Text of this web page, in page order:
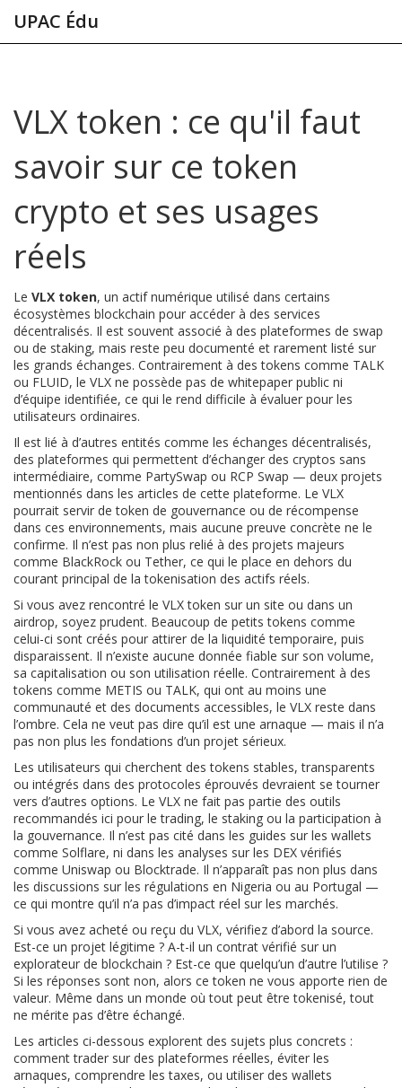
UPAC Édu
VLX token : ce qu'il faut
savoir sur ce token
crypto et ses usages
réels
Le VLX token, un actif numérique utilisé dans certains
écosystèmes blockchain pour accéder à des services
décentralisés. Il est souvent associé à des plateformes de swap
ou de staking, mais reste peu documenté et rarement listé sur
les grands échanges. Contrairement à des tokens comme TALK
ou FLUID, le VLX ne possède pas de whitepaper public ni
d’équipe identifiée, ce qui le rend difficile à évaluer pour les
utilisateurs ordinaires.
Il est lié à d’autres entités comme les échanges décentralisés,
des plateformes qui permettent d’échanger des cryptos sans
intermédiaire, comme PartySwap ou RCP Swap — deux projets
mentionnés dans les articles de cette plateforme. Le VLX
pourrait servir de token de gouvernance ou de récompense
dans ces environnements, mais aucune preuve concrète ne le
confirme. Il n’est pas non plus relié à des projets majeurs
comme BlackRock ou Tether, ce qui le place en dehors du
courant principal de la tokenisation des actifs réels.
Si vous avez rencontré le VLX token sur un site ou dans un
airdrop, soyez prudent. Beaucoup de petits tokens comme
celui-ci sont créés pour attirer de la liquidité temporaire, puis
disparaissent. Il n’existe aucune donnée fiable sur son volume,
sa capitalisation ou son utilisation réelle. Contrairement à des
tokens comme METIS ou TALK, qui ont au moins une
communauté et des documents accessibles, le VLX reste dans
l’ombre. Cela ne veut pas dire qu’il est une arnaque — mais il n’a
pas non plus les fondations d’un projet sérieux.
Les utilisateurs qui cherchent des tokens stables, transparents
ou intégrés dans des protocoles éprouvés devraient se tourner
vers d’autres options. Le VLX ne fait pas partie des outils
recommandés ici pour le trading, le staking ou la participation à
la gouvernance. Il n’est pas cité dans les guides sur les wallets
comme Solflare, ni dans les analyses sur les DEX vérifiés
comme Uniswap ou Blocktrade. Il n’apparaît pas non plus dans
les discussions sur les régulations en Nigeria ou au Portugal —
ce qui montre qu’il n’a pas d’impact réel sur les marchés.
Si vous avez acheté ou reçu du VLX, vérifiez d’abord la source.
Est-ce un projet légitime ? A-t-il un contrat vérifié sur un
explorateur de blockchain ? Est-ce que quelqu’un d’autre l’utilise ?
Si les réponses sont non, alors ce token ne vous apporte rien de
valeur. Même dans un monde où tout peut être tokenisé, tout
ne mérite pas d’être échangé.
Les articles ci-dessous explorent des sujets plus concrets :
comment trader sur des plateformes réelles, éviter les
arnaques, comprendre les taxes, ou utiliser des wallets